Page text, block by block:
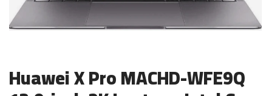
Huawei X Pro MACHD-WFE9Q